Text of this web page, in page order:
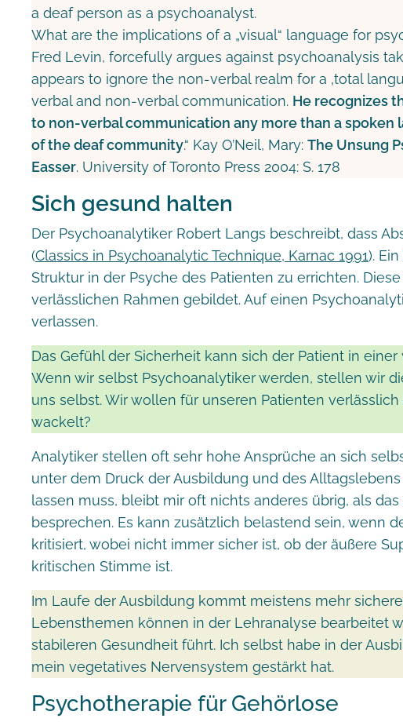
a deaf person as a psychoanalyst.
What are the implications of a „visual“ language for
Fred Levin, forcefully argues against psychoanalysis
appears to ignore the non-verbal realm for a ‚total
verbal and non-verbal communication. He recognizes
to non-verbal communication any more than a spoken
of the deaf community.“ Kay O’Neil, Mary: The Unsung
Easser. University of Toronto Press 2004: S. 178
Sich gesund halten
Der Psychoanalytiker Robert Langs beschreibt, dass
(Classics in Psychoanalytic Technique, Karnac 1991).
Struktur in der Psyche des Patienten zu errichten.
verlässlichen Rahmen gebildet. Auf einen
verlassen.
Das Gefühl der Sicherheit kann sich der Patient in
Wenn wir selbst Psychoanalytiker werden, stellen wir
uns selbst. Wir wollen für unseren Patienten
wackelt?
Analytiker stellen oft sehr hohe Ansprüche an sich
unter dem Druck der Ausbildung und des
lassen muss, bleibt mir oft nichts anderes übrig, als
besprechen. Es kann zusätzlich belastend sein, wenn
kritisiert, wobei nicht immer sicher ist, ob der äußere
kritischen Stimme ist.
Im Laufe der Ausbildung kommt meistens mehr
Lebensthemen können in der Lehranalyse bearbeitet
stabileren Gesundheit führt. Ich selbst habe in der
mein vegetatives Nervensystem gestärkt hat.
Psychotherapie für Gehörlose